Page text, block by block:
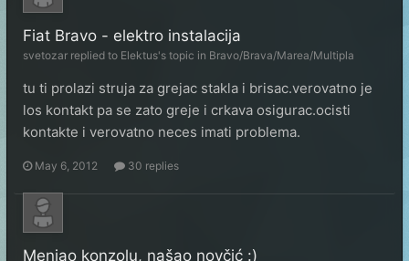
Fiat Bravo - elektro instalacija
svetozar replied to Elektus's topic in Bravo/Brava/Marea/Multipla
tu ti prolazi struja za grejac stakla i brisac.verovatno je
los kontakt pa se zato greje i crkava osigurac.ocisti
kontakte i verovatno neces imati problema.
May 6, 2012 30 replies
Menjao konzolu, našao novčić :)